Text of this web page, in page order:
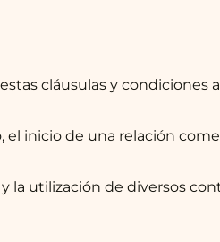
cláusulas y condiciones
inicio de una relación
la utilización de diversos